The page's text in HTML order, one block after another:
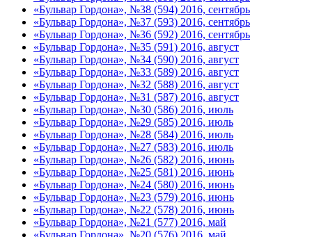
«Бульвар Гордона», №38 (594) 2016, сентябрь
«Бульвар Гордона», №37 (593) 2016, сентябрь
«Бульвар Гордона», №36 (592) 2016, сентябрь
«Бульвар Гордона», №35 (591) 2016, август
«Бульвар Гордона», №34 (590) 2016, август
«Бульвар Гордона», №33 (589) 2016, август
«Бульвар Гордона», №32 (588) 2016, август
«Бульвар Гордона», №31 (587) 2016, август
«Бульвар Гордона», №30 (586) 2016, июль
«Бульвар Гордона», №29 (585) 2016, июль
«Бульвар Гордона», №28 (584) 2016, июль
«Бульвар Гордона», №27 (583) 2016, июль
«Бульвар Гордона», №26 (582) 2016, июнь
«Бульвар Гордона», №25 (581) 2016, июнь
«Бульвар Гордона», №24 (580) 2016, июнь
«Бульвар Гордона», №23 (579) 2016, июнь
«Бульвар Гордона», №22 (578) 2016, июнь
«Бульвар Гордона», №21 (577) 2016, май
«Бульвар Гордона», №20 (576) 2016, май